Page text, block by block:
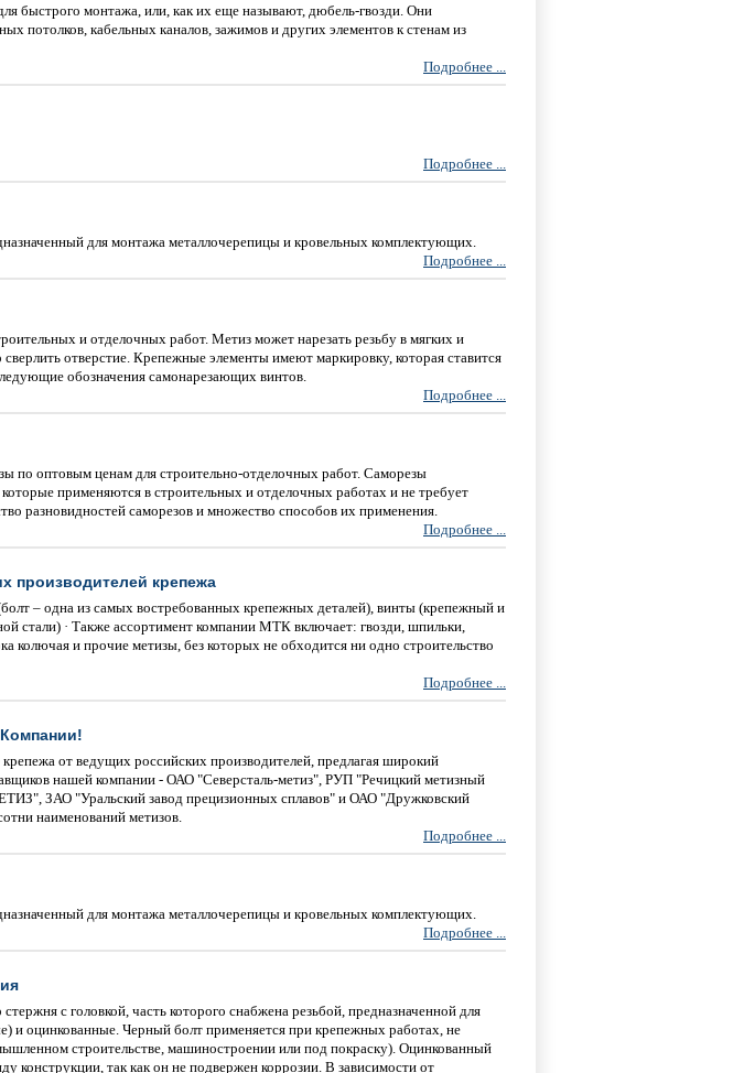
быстрого монтажа, или, как их еще называют, дюбель-гвозди. Они
потолков, кабельных каналов, зажимов и других элементов к стенам из
Подробнее ...
Подробнее ...
для монтажа металлочерепицы и кровельных комплектующих.
Подробнее ...
и отделочных работ. Метиз может нарезать резьбу в мягких и
отверстие. Крепежные элементы имеют маркировку, которая ставится
обозначения самонарезающих винтов.
Подробнее ...
по оптовым ценам для строительно-отделочных работ. Саморезы
применяются в строительных и отделочных работах и не требует
разновидностей саморезов и множество способов их применения.
Подробнее ...
производителей крепежа
– одна из самых востребованных крепежных деталей), винты (крепежный и
стали) · Также ассортимент компании МТК включает: гвозди, шпильки,
и прочие метизы, без которых не обходится ни одно строительство
Подробнее ...
от ведущих российских производителей, предлагая широкий
нашей компании - ОАО "Северсталь-метиз", РУП "Речицкий метизный
ЗАО "Уральский завод прецизионных сплавов" и ОАО "Дружковский
наименований метизов.
Подробнее ...
для монтажа металлочерепицы и кровельных комплектующих.
Подробнее ...
с головкой, часть которого снабжена резьбой, предназначенной для
и оцинкованные. Черный болт применяется при крепежных работах, не
строительстве, машиностроении или под покраску). Оцинкованный
конструкции, так как он не подвержен коррозии. В зависимости от